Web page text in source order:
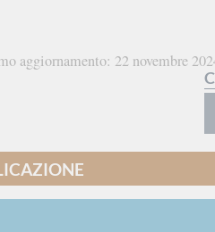
aggiornamento 22 novembre